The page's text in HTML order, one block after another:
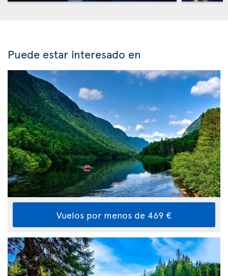
Puede estar interesado en
Vuelos por menos de 469 €